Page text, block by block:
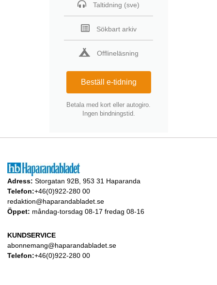
Taltidning (sve)
Sökbart arkiv
Offlineläsning
Beställ e-tidning
Betala med kort eller autogiro.
Ingen bindningstid.
Adress: Storgatan 92B, 953 31 Haparanda
Telefon:+46(0)922-280 00
redaktion@haparandabladet.se
Öppet: måndag-torsdag 08-17 fredag 08-16
KUNDSERVICE
abonnemang@haparandabladet.se
Telefon:+46(0)922-280 00